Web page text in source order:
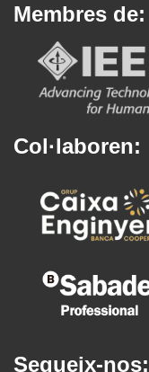
Membres de:
Col·laboren:
Segueix-nos: